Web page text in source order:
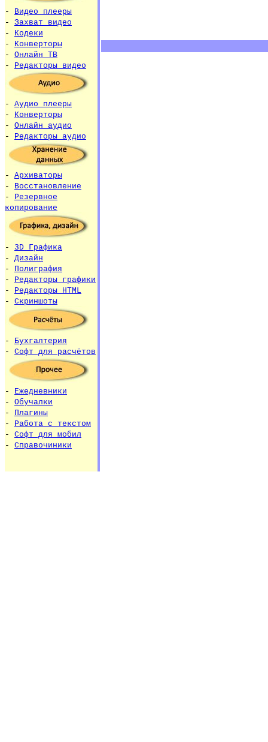
- Видео плееры
- Захват видео
- Кодеки
- Конверторы
- Онлайн ТВ
- Редакторы видео
- Аудио плееры
- Конверторы
- Онлайн аудио
- Редакторы аудио
- Архиваторы
- Восстановление
- Резервное
копирование
- 3D Графика
- Дизайн
- Полиграфия
- Редакторы графики
- Редакторы HTML
- Скриншоты
- Бухгалтерия
- Софт для расчётов
- Ежедневники
- Обучалки
- Плагины
- Работа с текстом
- Софт для мобил
- Справочиники